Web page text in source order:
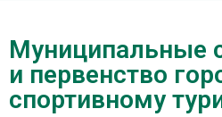
Муниципальные
и первенство
спортивному